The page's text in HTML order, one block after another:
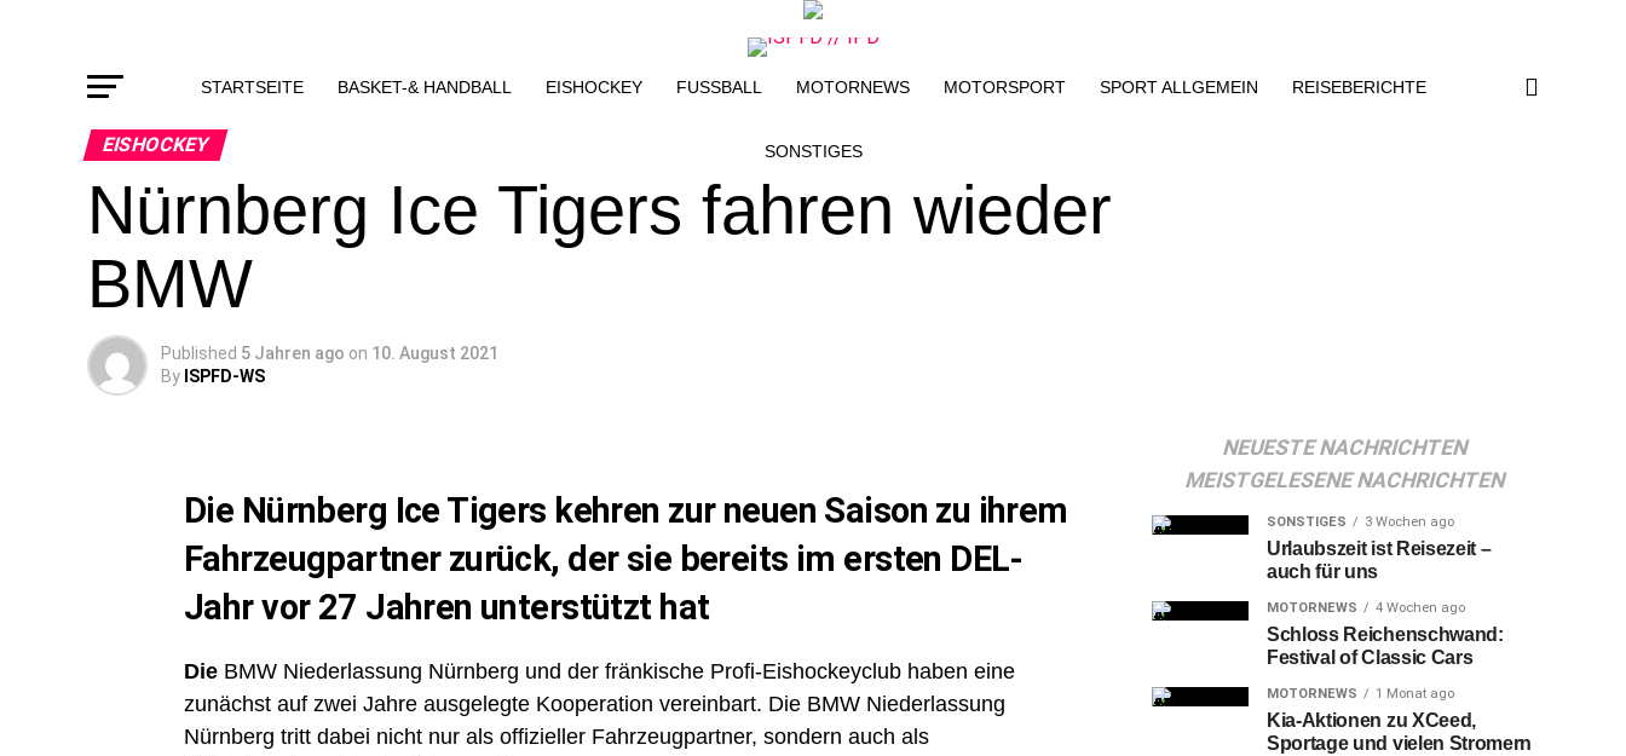
STARTSEITE BASKET-& HANDBALL EISHOCKEY FUSSBALL MOTORNEWS MOTORSPORT SPORT ALLGEMEIN REISEBERICHTE
SONSTIGES
EISHOCKEY
Nürnberg Ice Tigers fahren wieder
BMW
Published 5 Jahren ago on 10. August 2021
By ISPFD-WS
Die Nürnberg Ice Tigers kehren zur neuen Saison zu ihrem
Fahrzeugpartner zurück, der sie bereits im ersten DEL-
Jahr vor 27 Jahren unterstützt hat
Die BMW Niederlassung Nürnberg und der fränkische Profi-Eishockeyclub haben eine
zunächst auf zwei Jahre ausgelegte Kooperation vereinbart. Die BMW Niederlassung
Nürnberg tritt dabei nicht nur als offizieller Fahrzeugpartner, sondern auch als
NEUESTE NACHRICHTEN
MEISTGELESENE NACHRICHTEN
SONSTIGES 3 Wochen ago
Urlaubszeit ist Reisezeit –
auch für uns
MOTORNEWS 4 Wochen ago
Schloss Reichenschwand:
Festival of Classic Cars
MOTORNEWS 1 Monat ago
Kia-Aktionen zu XCeed,
Sportage und vielen Stromern